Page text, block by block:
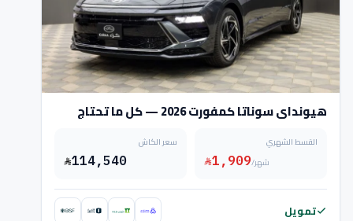
هيونداي سوناتا كمفورت 2026 — كل ما تحتاج
معرفته
القسط الشهري
1,909 /شهر
سعر الكاش
114,540
تمويل